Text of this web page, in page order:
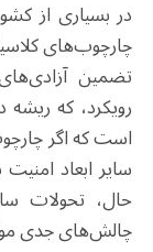
در بسیاری از
چارچوب‌های
تضمین
رویکرد، که
است که اگر
سایر ابعاد
حال، تحولات
چالش‌های جدی